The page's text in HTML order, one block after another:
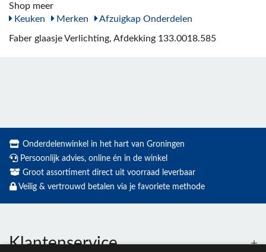
Shop meer
Keuken
Merken Afzuigkap Onderdelen
Faber glaasje Verlichting, Afdekking 133.0018.585
Onderdelenwinkel in het hart van Groningen
Persoonlijk advies, online én in de winkel
Groot assortiment direct uit voorraad leverbaar
Veilig & vertrouwd betalen via je favoriete methode
Klantenservice